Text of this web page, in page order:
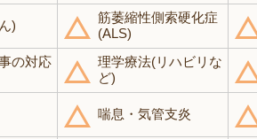
)
筋萎縮性側索硬化症
(ALS)
の対応
理学療法(リハビリな
ど)
喘息・気管支炎